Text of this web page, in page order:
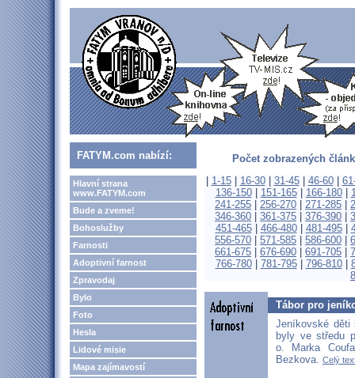
FATYM.com nabízí:
Hlavní strana
www.FATYM.com
Bude a zveme!
Bohoslužby
Farnosti
Adoptivní farnost
Zpravodaj
Bylo
Foto
Hesla
Lidové misie
Mapa zajímavostí
Počet zobrazených
1-15| 16-30| 31-45| 46-60|
136-150| 151-165| 166-180|
241-255
256-270 271-285
346-360
361-375 376-390
451-465| 466-480| 481-495|
556-570
571-585 586-600
661-675
676-690 691-705
766-780| 781-795| 796-810|
Tábor pro
Jeníkovské děti
byly ve středu
o. Marka
Bezkova.
Celý